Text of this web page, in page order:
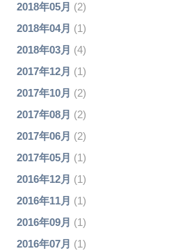
2018年05月 (2)
2018年04月 (1)
2018年03月 (4)
2017年12月 (1)
2017年10月 (2)
2017年08月 (2)
2017年06月 (2)
2017年05月 (1)
2016年12月 (1)
2016年11月 (1)
2016年09月 (1)
2016年07月 (1)